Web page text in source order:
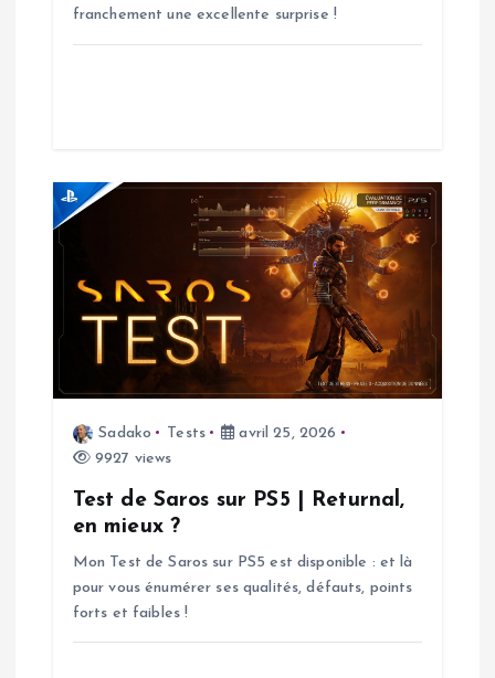
franchement une excellente surprise !
Sadako Tests
avril 25, 2026
9927 views
Test de Saros sur PS5 | Returnal,
en mieux ?
Mon Test de Saros sur PS5 est disponible : et là
pour vous énumérer ses qualités, défauts, points
forts et faibles !